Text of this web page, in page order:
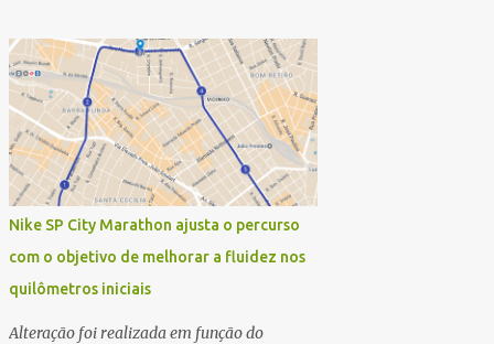
domingo (30) - Fotos: G2 Filmes/Maratona
de Floripa Florianópolis, 30 de agosto de
2025 - Começaram as corridas da
Maratona Internacional de Floripa Fibra
2025. Na manhã deste sábado (30) foram
conhecidos os campeões dos 21 km do maior
evento esportivo de Santa Catarina. A
mineira Jessica Ladeira e o queniano Wilson
Mutua foram os vencedores da meia
maratona, ambos com a quebra de recorde
Nike SP City Marathon ajusta o percurso
com o objetivo de melhorar a fluidez nos
quilômetros iniciais
Alteração foi realizada em função do